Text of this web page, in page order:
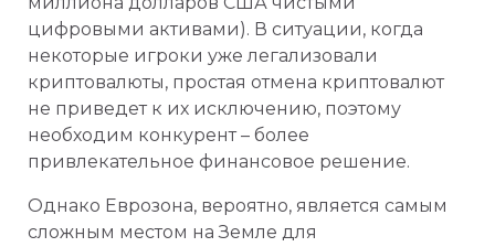
цифровыми активами). В ситуации, когда
некоторые игроки уже легализовали
криптовалюты, простая отмена криптовалют
не приведет к их исключению, поэтому
необходим конкурент – более
привлекательное финансовое решение.
Однако Еврозона, вероятно, является самым
сложным местом на Земле для